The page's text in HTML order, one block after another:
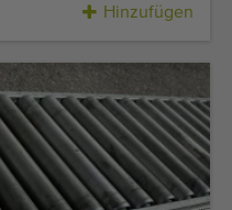
Hinzufügen